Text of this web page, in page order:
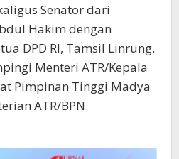
Senator dari
Hakim dengan
DPD RI, Tamsil Linrung.
Menteri ATR/Kepala
Pimpinan Tinggi Madya
ATR/BPN.